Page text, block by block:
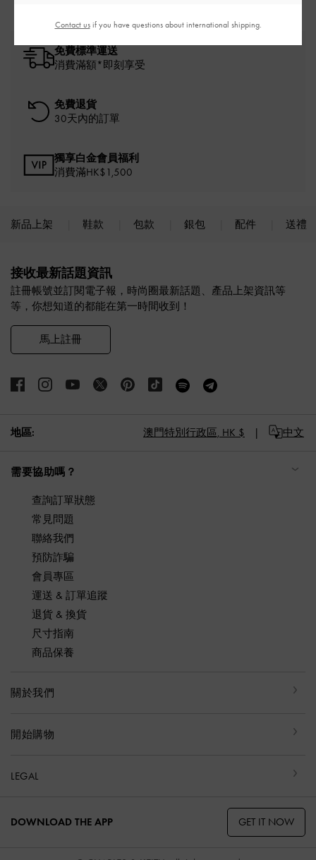
免費標準運送
消費滿額*即刻享受
免費退貨
30天內的訂單
獨享白金會員福利
消費滿HK$1,500
新品上架 鞋款 包款 銀包 配件 送禮
接收最新話題資訊
註冊帳號並訂閱電子報，時尚圈最新話題、產品上架資訊等
等，你想知道的都能在第一時間收到！
馬上註冊
地區: 澳門特別行政區, HK $ 中文
需要協助嗎？
查詢訂單狀態
常見問題
聯絡我們
預防詐騙
會員專區
運送 & 訂單追蹤
退貨 & 換貨
尺寸指南
商品保養
關於我們
開始購物
LEGAL
DOWNLOAD THE APP GET IT NOW
Contact usif you have questions about international shipping.